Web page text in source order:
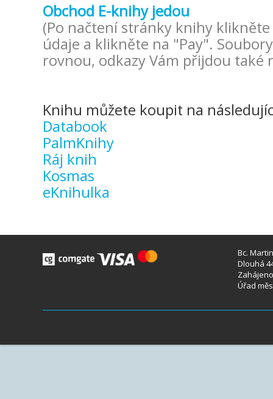
Obchod E-knihy jedou
(Po načtení stránky knihy
údaje a klikněte na "Pay".
rovnou, odkazy Vám přijdou také
Knihu můžete koupit na
Databook
PalmKnihy
Ráj knih
Kosmas
eKnihulka
Bc.
Dlouhá
Úřad